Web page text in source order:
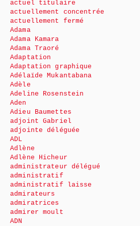
actuel titulaire
actuellement concentrée
actuellement fermé
Adama
Adama Kamara
Adama Traoré
Adaptation
Adaptation graphique
Adélaïde Mukantabana
Adèle
Adeline Rosenstein
Aden
Adieu Baumettes
adjoint Gabriel
adjointe déléguée
ADL
Adlène
Adlène Hicheur
administrateur délégué
administratif
administratif laisse
admirateurs
admiratrices
admirer moult
ADN